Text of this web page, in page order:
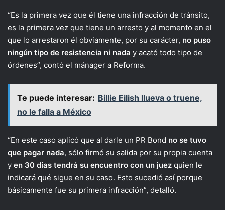
“Es la primera vez que él tiene una infracción de tránsito,
es la primera vez que tiene un arresto y al momento en el
que lo arrestaron él obviamente, por su carácter, no puso
ningún tipo de resistencia ni nada y acató todo tipo de
órdenes”, contó el mánager a Reforma.
Te puede interesar: Billie Eilish llueva o truene,
no le falla a México
“En este caso aplicó que al darle un PR Bond no se tuvo
que pagar nada, sólo firmó su salida por su propia cuenta
y en 30 días tendrá su encuentro con un juez quien le
indicará qué sigue en su caso. Esto sucedió así porque
básicamente fue su primera infracción”, detalló.